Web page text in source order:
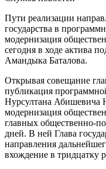
Пути реализации
государства в
модернизация
сегодня в ходе актива
Амандыка Баталова.
Открывая совещание
публикация
Нурсултана Абишевича
модернизация
главных общественно-
дней. В ней Глава
направления
вхождение в тридцатку